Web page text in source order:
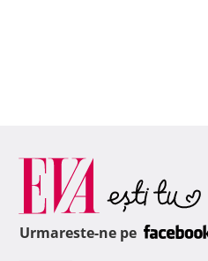
Urmareste-ne pe